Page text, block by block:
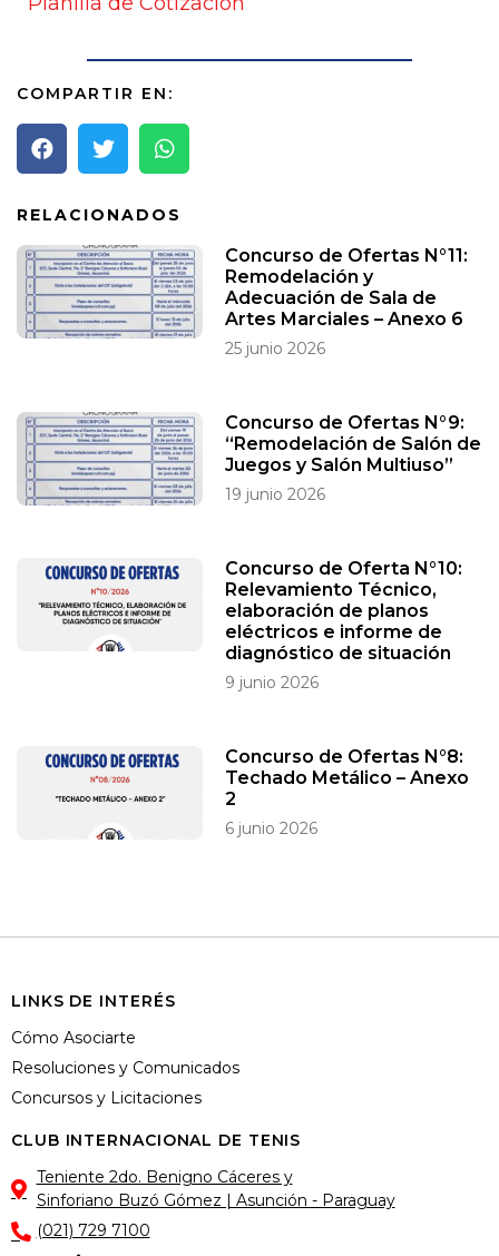
COMPARTIR EN:
RELACIONADOS
Concurso de Ofertas N°11:
Remodelación y
Adecuación de Sala de
Artes Marciales – Anexo 6
25 junio 2026
Concurso de Ofertas N°9:
“Remodelación de Salón de
Juegos y Salón Multiuso”
19 junio 2026
Concurso de Oferta N°10:
Relevamiento Técnico,
elaboración de planos
eléctricos e informe de
diagnóstico de situación
9 junio 2026
Concurso de Ofertas N°8:
Techado Metálico – Anexo
2
6 junio 2026
LINKS DE INTERÉS
Cómo Asociarte
Resoluciones y Comunicados
Concursos y Licitaciones
CLUB INTERNACIONAL DE TENIS
Teniente 2do. Benigno Cáceres y
Sinforiano Buzó Gómez | Asunción - Paraguay
(021) 729 7100